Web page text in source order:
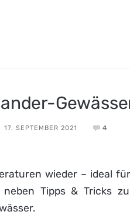
17. SEPTEMBER 2021 4
wieder – ideal
Tipps & Tricks